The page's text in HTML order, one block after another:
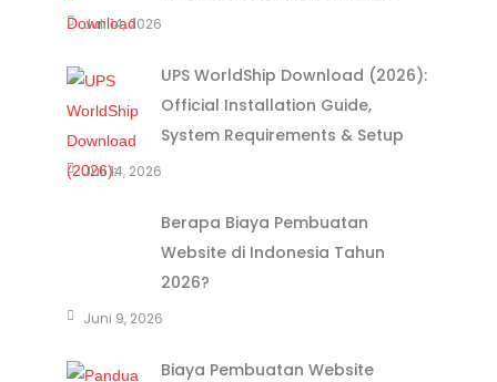
Juli 14, 2026
UPS WorldShip Download (2026):
Official Installation Guide,
System Requirements & Setup
Juli 14, 2026
Berapa Biaya Pembuatan
Website di Indonesia Tahun
2026?
Juni 9, 2026
Biaya Pembuatan Website